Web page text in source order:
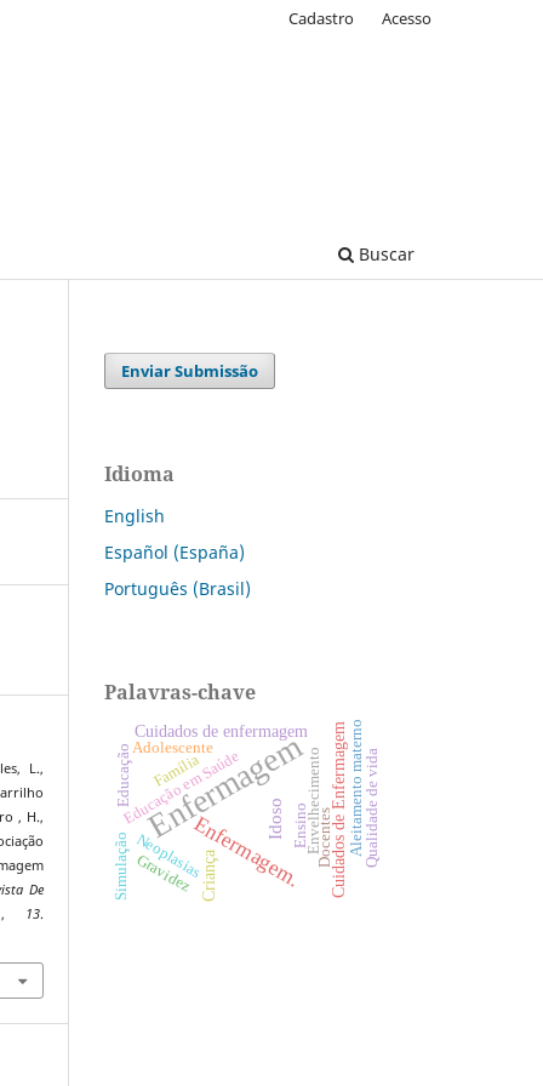
Buscar
Cadastro Acesso
L.,
, H.,
De
, 13.
Enviar Submissão
Idioma
English
Español (España)
Português (Brasil)
Palavras-chave
Enfermagem
Enfermagem.
Idoso
Cuidados de enfermagem Cuidados de Enfermagem
Criança
Educação em Saúde Envelhecimento
Adolescente
Família Aleitamento materno
Ensino
Neoplasias Qualidade de vida
Docentes
Educação
Gravidez
Simulação